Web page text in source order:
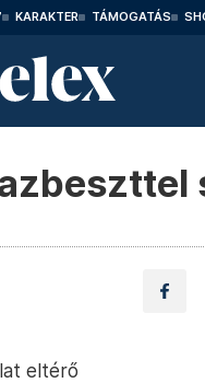
KARAKTER TÁMOGATÁS
eltérő